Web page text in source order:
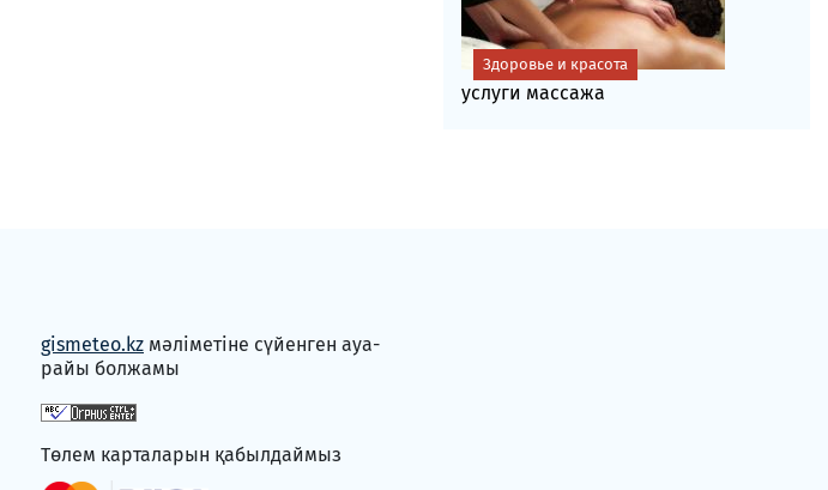
услуги массажа
Здоровье и красота
gismeteo.kz мәліметіне сүйенген ауа-
райы болжамы
Төлем карталарын қабылдаймыз